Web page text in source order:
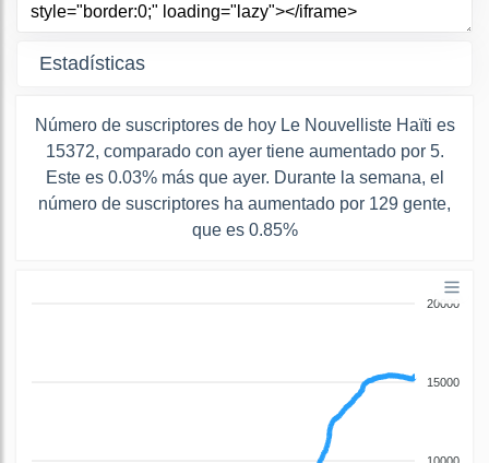
Estadísticas
Número de suscriptores de hoy Le Nouvelliste Haïti es
15372, comparado con ayer tiene aumentado por 5.
Este es 0.03% más que ayer. Durante la semana, el
número de suscriptores ha aumentado por 129 gente,
que es 0.85%
20000
15000
10000